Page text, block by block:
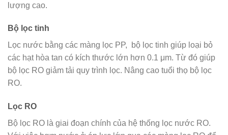
lượng cao.
Bộ lọc tinh
Lọc nước bằng các màng lọc PP, bộ lọc tinh giúp loại bỏ
các hạt hòa tan có kích thước lớn hơn 0.1 μm. Từ đó giúp
bộ lọc RO giảm tải quy trình lọc. Nâng cao tuổi thọ bộ lọc
RO.
Lọc RO
Bộ lọc RO là giai đoạn chính của hệ thống lọc nước RO.